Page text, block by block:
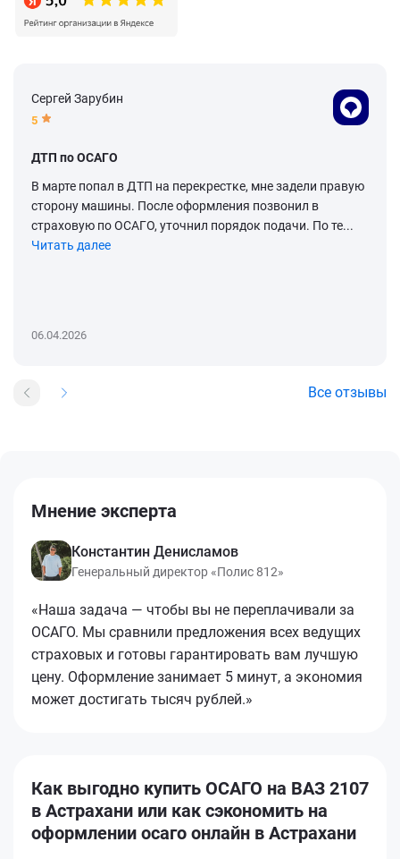
Сергей Зарубин
5
ДТП по ОСАГО
В марте попал в ДТП на перекрестке, мне задели правую
сторону машины. После оформления позвонил в
страховую по ОСАГО, уточнил порядок подачи. По те...
Читать далее
06.04.2026
Все отзывы
Мнение эксперта
Константин Денисламов
Генеральный директор «Полис 812»
«Наша задача — чтобы вы не переплачивали за
ОСАГО. Мы сравнили предложения всех ведущих
страховых и готовы гарантировать вам лучшую
цену. Оформление занимает 5 минут, а экономия
может достигать тысяч рублей.»
Как выгодно купить ОСАГО на ВАЗ 2107
в Астрахани или как сэкономить на
оформлении осаго онлайн в Астрахани